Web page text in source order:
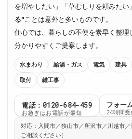
を増やしたい」「草むしりを頼みたい
る"ことは意外と多いものです。
住心では、暮らしの不便を素早く整理
分かりやすくご提案します。
水まわり 給湯・ガス 電気 建具
取付 雑工事
電話：0120-684-459
お急ぎはお電話が最短
フォー
24時間受
対応：入間市／狭山市／所沢市／川越市
ご相談ください）